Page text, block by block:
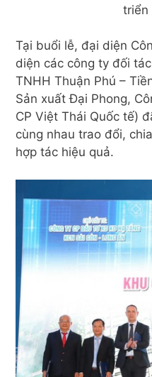
triển
Tại buổi lễ, đại diện
diện các công ty đối
TNHH Thuận Phú –
Sản xuất Đại Phong,
CP Việt Thái Quốc tế)
cùng nhau trao đổi,
hợp tác hiệu quả.